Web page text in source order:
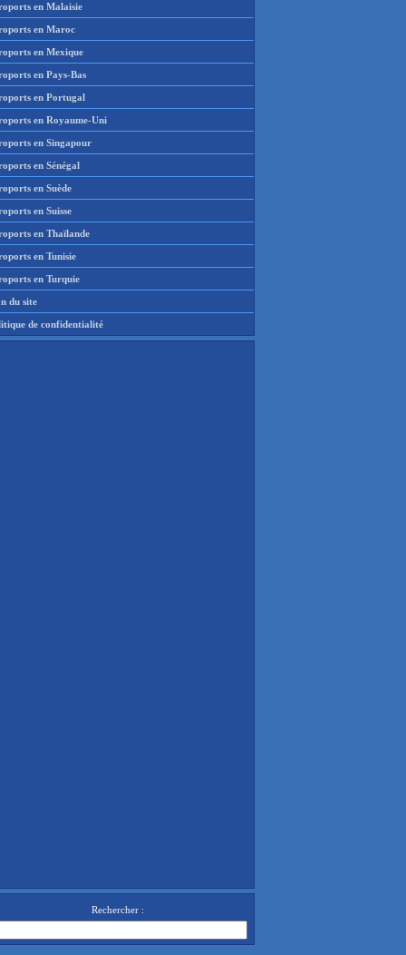
en Malaisie
en Maroc
en Mexique
en Pays-Bas
en Portugal
en Royaume-Uni
en Singapour
en Sénégal
en Suède
en Suisse
en Thaïlande
en Tunisie
en Turquie
du site
de confidentialité
Rechercher :